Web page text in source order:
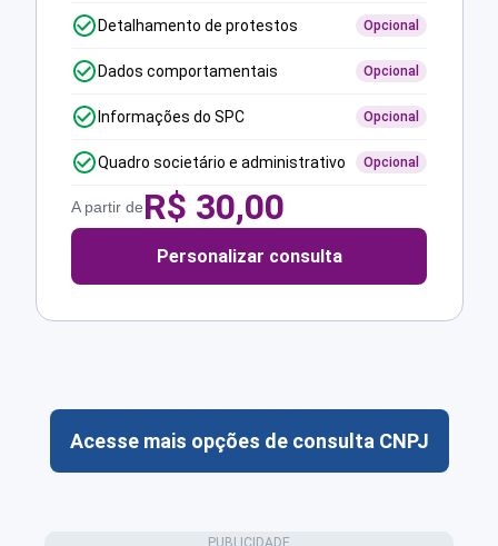
Detalhamento de protestos Opcional
Dados comportamentais Opcional
Informações do SPC Opcional
Quadro societário e administrativo Opcional
A partir deR$ 30,00
Personalizar consulta
Acesse mais opções de consulta CNPJ